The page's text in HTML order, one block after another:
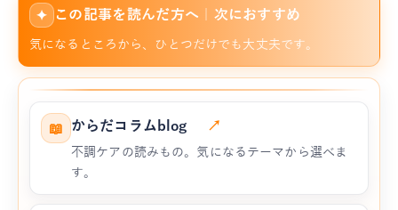
✦ この記事を読んだ方へ｜次におすすめ
気になるところから、ひとつだけでも大丈夫です。
📖 からだコラムblog ↗
不調ケアの読みもの。気になるテーマから選べま
す。